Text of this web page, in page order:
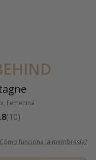
Femenina
(10)
Cómo funciona la membresía?